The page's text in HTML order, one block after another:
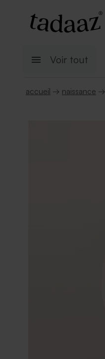
Voir tout
accueil → naissance →